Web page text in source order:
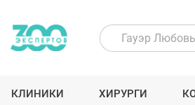
КЛИНИКИ ХИРУРГИ